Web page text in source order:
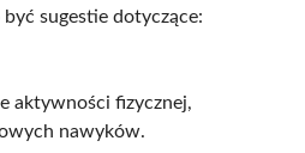
sugestie dotyczące:
aktywności fizycznej,
nawyków.